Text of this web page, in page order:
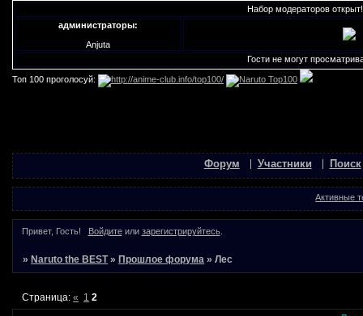
Набор модераторов открыт!!! В
администраторы:
Anjuta
Гости не могут просматривать
Топ 100 проголосуй:
Форум Участники Поиск
Активные
Привет, Гость! Войдитеили зарегистрируйтесь.
»Naruto the BEST »Прошлое форума »Лес
Страница:« 1 2